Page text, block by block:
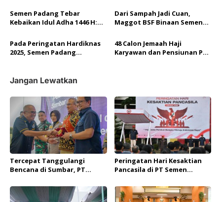
sTerdekat
4.400 Warga Siap Terima
Manfaat!
Semen Padang Tebar
Kebaikan Idul Adha 1446 H:
Perkuat Ikatan Sosial
Dari Sampah Jadi Cuan,
Maggot BSF Binaan Semen
Nila yang Efektif
Pada Peringatan Hardiknas
2025, Semen Padang
Padang
48 Calon Jemaah Haji
Karyawan dan Pensiunan PT
Jangan Lewatkan
Tercepat Tanggulangi
Bencana di Sumbar, PT
Penghargaan ‘Medal of
Honor’ dari JPS
Peringatan Hari Kesaktian
Pancasila di PT Semen
Khidmat hingga Komitmen
Jaga Moral Bangsa